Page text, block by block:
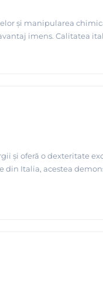
și manipularea
imens. Calitatea
și oferă o dexteritate
din Italia, acestea